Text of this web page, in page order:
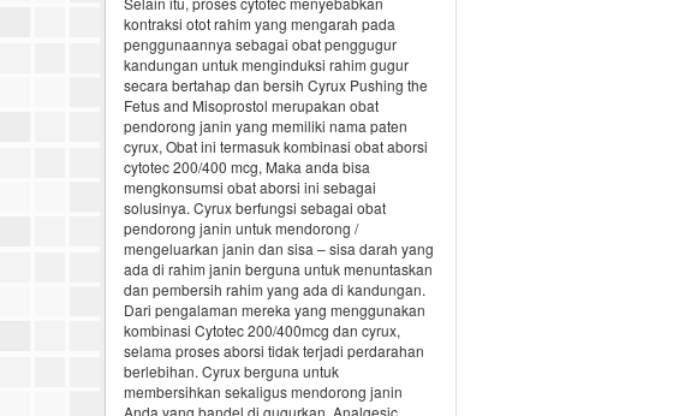
kontraksi otot rahim yang mengarah pada
penggunaannya sebagai obat penggugur
kandungan untuk menginduksi rahim gugur
secara bertahap dan bersih Cyrux Pushing the
Fetus and Misoprostol merupakan obat
pendorong janin yang memiliki nama paten
cyrux, Obat ini termasuk kombinasi obat aborsi
cytotec 200/400 mcg, Maka anda bisa
mengkonsumsi obat aborsi ini sebagai
solusinya. Cyrux berfungsi sebagai obat
pendorong janin untuk mendorong /
mengeluarkan janin dan sisa – sisa darah yang
ada di rahim janin berguna untuk menuntaskan
dan pembersih rahim yang ada di kandungan.
Dari pengalaman mereka yang menggunakan
kombinasi Cytotec 200/400mcg dan cyrux,
selama proses aborsi tidak terjadi perdarahan
berlebihan. Cyrux berguna untuk
membersihkan sekaligus mendorong janin
Anda yang bandel di gugurkan. Analgesic